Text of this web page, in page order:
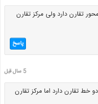
مثلث متساوی الاضلاع است که ۳ محور تقارن دارد ولی مرکز تقارن
پاسخ
5 سال قبل
تقارن دارد اما مرکز تقارن